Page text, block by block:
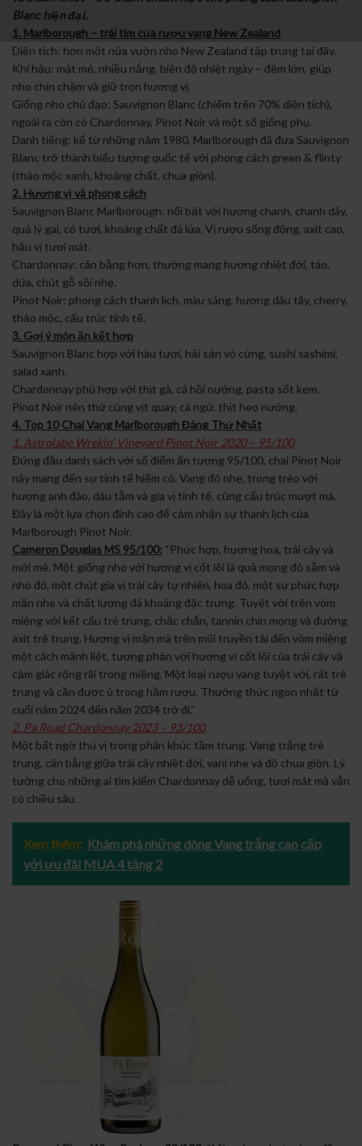
Blanc hiện đại.
1. Marlborough – trái tim của rượu vang New Zealand
Diện tích: hơn một nửa vườn nho New Zealand tập trung tại đây.
Khí hậu: mát mẻ, nhiều nắng, biên độ nhiệt ngày – đêm lớn, giúp
nho chín chậm và giữ trọn hương vị.
Giống nho chủ đạo: Sauvignon Blanc (chiếm trên 70% diện tích),
ngoài ra còn có Chardonnay, Pinot Noir và một số giống phụ.
Danh tiếng: kể từ những năm 1980, Marlborough đã đưa Sauvignon
Blanc trở thành biểu tượng quốc tế với phong cách green & flinty
(thảo mộc xanh, khoáng chất, chua giòn).
2. Hương vị và phong cách
Sauvignon Blanc Marlborough: nổi bật với hương chanh, chanh dây,
quả lý gai, cỏ tươi, khoáng chất đá lửa. Vị rượu sống động, axit cao,
hậu vị tươi mát.
Chardonnay: cân bằng hơn, thường mang hương nhiệt đới, táo,
dứa, chút gỗ sồi nhẹ.
Pinot Noir: phong cách thanh lịch, màu sáng, hương dâu tây, cherry,
thảo mộc, cấu trúc tinh tế.
3. Gợi ý món ăn kết hợp
Sauvignon Blanc hợp với hàu tươi, hải sản vỏ cứng, sushi sashimi,
salad xanh.
Chardonnay phù hợp với thịt gà, cá hồi nướng, pasta sốt kem.
Pinot Noir nên thử cùng vịt quay, cá ngừ, thịt heo nướng.
4. Top 10 Chai Vang Marlborough Đáng Thử Nhất
1. Astrolabe Wrekin’ Vineyard Pinot Noir 2020 – 95/100
Đứng đầu danh sách với số điểm ấn tượng 95/100, chai Pinot Noir
này mang đến sự tinh tế hiếm có. Vang đỏ nhẹ, trong trẻo với
hương anh đào, dâu tằm và gia vị tinh tế, cùng cấu trúc mượt mà.
Đây là một lựa chọn đỉnh cao để cảm nhận sự thanh lịch của
Marlborough Pinot Noir.
Cameron Douglas MS 95/100: “Phức hợp, hương hoa, trái cây và
mới mẻ. Một giống nho với hương vị cốt lõi là quả mọng đỏ sẫm và
nho đỏ, một chút gia vị trái cây tự nhiên, hoa đỏ, một sự phức hợp
mặn nhẹ và chất lượng đá khoáng đặc trưng. Tuyệt vời trên vòm
miệng với kết cấu trẻ trung, chắc chắn, tannin chín mọng và đường
axit trẻ trung. Hương vị mặn mà trên mũi truyền tải đến vòm miệng
một cách mãnh liệt, tương phản với hương vị cốt lõi của trái cây và
cảm giác rộng rãi trong miệng. Một loại rượu vang tuyệt vời, rất trẻ
trung và cần được ủ trong hầm rượu. Thưởng thức ngon nhất từ ​​
cuối năm 2024 đến năm 2034 trở đi.”
2. Pa Road Chardonnay 2023 – 93/100
Một bất ngờ thú vị trong phân khúc tầm trung. Vang trắng trẻ
trung, cân bằng giữa trái cây nhiệt đới, vani nhẹ và độ chua giòn. Lý
tưởng cho những ai tìm kiếm Chardonnay dễ uống, tươi mát mà vẫn
có chiều sâu.
Xem thêm: Khám phá những dòng Vang trắng cao cấp
với ưu đãi MUA 4 tặng 2